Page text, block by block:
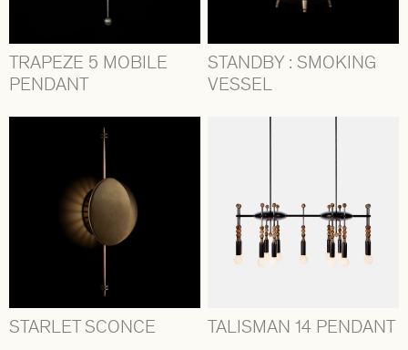
TRAPEZE 5 MOBILE
PENDANT
STANDBY : SMOKING
VESSEL
STARLET SCONCE TALISMAN 14 PENDANT